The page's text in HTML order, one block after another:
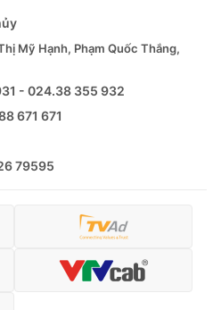
Mỹ Hạnh, Phạm Quốc Thắng,
- 024.38 355 932
671 671
79595